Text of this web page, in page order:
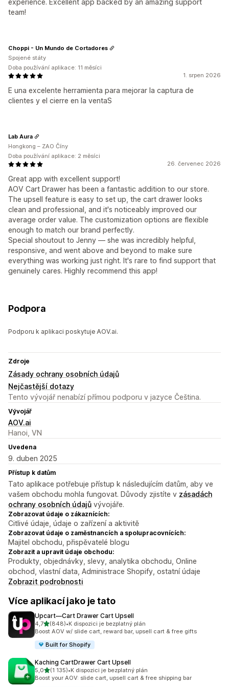
experience. Excellent app backed by an amazing support
team!
1. srpen 2026
E una excelente herramienta para mejorar la captura de
clientes y el cierre en la ventaS
Choppi - Un Mundo de Cortadores
Spojené státy
Doba používání aplikace: 11 měsíci
26. červenec 2026
Great app with excellent support!
AOV Cart Drawer has been a fantastic addition to our store.
The upsell feature is easy to set up, the cart drawer looks
clean and professional, and it's noticeably improved our
average order value. The customization options are flexible
enough to match our brand perfectly.
Special shoutout to Jenny — she was incredibly helpful,
responsive, and went above and beyond to make sure
everything was working just right. It's rare to find support that
genuinely cares. Highly recommend this app!
Lab Aura
Hongkong – ZAO Číny
Doba používání aplikace: 2 měsíci
Podpora
Podporu k aplikaci poskytuje AOV.ai.
Zdroje
Zásady ochrany osobních údajů
Nejčastější dotazy
Tento vývojář nenabízí přímou podporu v jazyce Čeština.
Vývojář
AOV.ai
Hanoi, VN
Uvedena
9. duben 2025
Přístup k datům
Tato aplikace potřebuje přístup k následujícím datům, aby ve
vašem obchodu mohla fungovat. Důvody zjistíte v zásadách
ochrany osobních údajů vývojáře.
Zobrazovat údaje o zákaznících:
Citlivé údaje, údaje o zařízení a aktivitě
Zobrazovat údaje o zaměstnancích a spolupracovnících:
Majitel obchodu, přispěvatelé blogu
Zobrazit a upravit údaje obchodu:
Produkty, objednávky, slevy, analytika obchodu, Online
obchod, vlastní data, Administrace Shopify, ostatní údaje
Zobrazit podrobnosti
Více aplikací jako je tato
Upcart—Cart Drawer Cart Upsell
4,7z 5 hvězd
(848)
Celkový počet recenzí: 848
•K dispozici je bezplatný plán
Boost AOV w/ slide cart, reward bar, upsell cart & free gifts
Built for Shopify
Kaching CartDrawer Cart Upsell
5,0z 5 hvězd
(1 135)
Celkový počet recenzí: 1135
•K dispozici je bezplatný plán
Boost your AOV: slide cart, upsell cart & free shipping bar